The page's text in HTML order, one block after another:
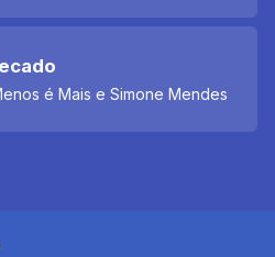
é Mais e Simone Mendes